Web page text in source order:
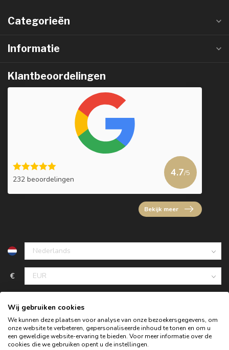
Categorieën
Informatie
Klantbeoordelingen
232 beoordelingen
4.7/5
Bekijk meer
€
Wij gebruiken cookies
We kunnen deze plaatsen voor analyse van onze bezoekersgegevens, om
onze website te verbeteren, gepersonaliseerde inhoud te tonen en om u
een geweldige website-ervaring te bieden. Voor meer informatie over de
cookies die we gebruiken opent u de instellingen.